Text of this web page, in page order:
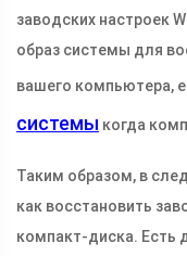
заводских настроек
образ системы для
вашего компьютера,
системы когда
Таким образом, в
как восстановить
компакт-диска. Есть